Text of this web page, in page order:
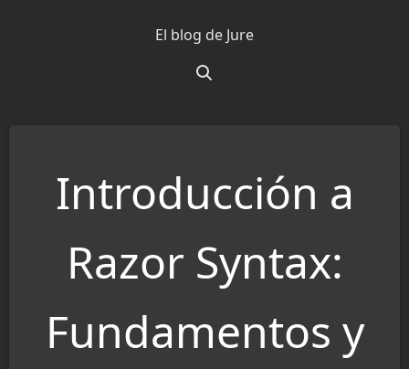
El blog de Jure
Introducción a
Razor Syntax:
Fundamentos y